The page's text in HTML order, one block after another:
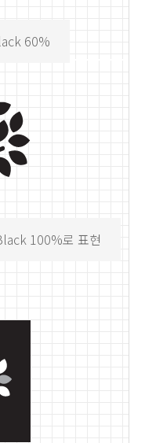
60%
100%로 표현